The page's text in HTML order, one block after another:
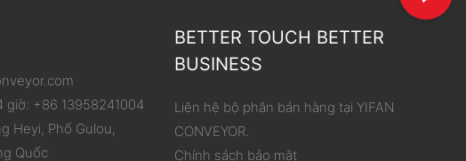
+86 13958241004
Heyi, Phố Gulou,
Quốc
BETTER TOUCH BETTER
BUSINESS
Liên hệ bộ phận bán hàng tại YIFAN
CONVEYOR.
Chính sách bảo mật